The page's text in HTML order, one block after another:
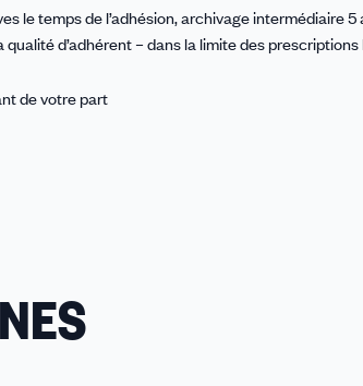
le temps de l’adhésion, archivage intermédiaire 5
d’adhérent – dans la limite des
de votre part